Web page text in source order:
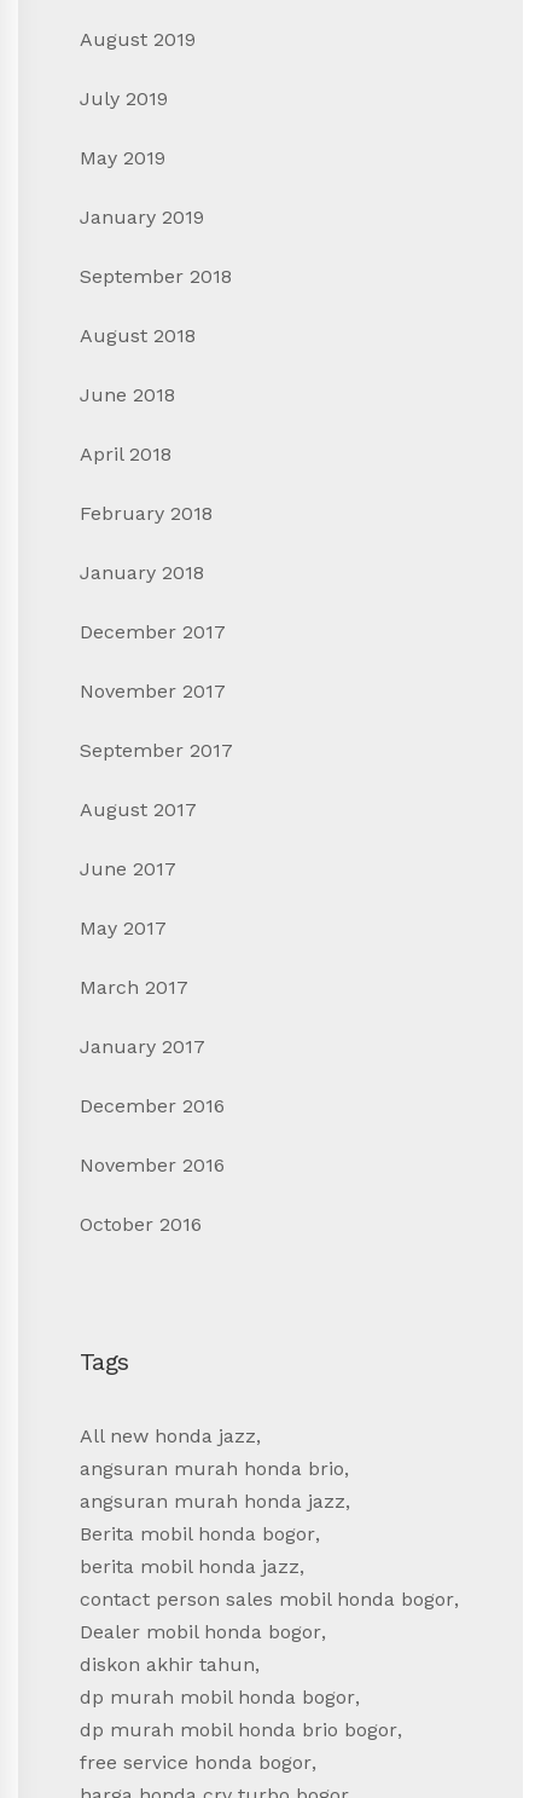
August 2019
July 2019
May 2019
January 2019
September 2018
August 2018
June 2018
April 2018
February 2018
January 2018
December 2017
November 2017
September 2017
August 2017
June 2017
May 2017
March 2017
January 2017
December 2016
November 2016
October 2016
Tags
All new honda jazz,
angsuran murah honda brio,
angsuran murah honda jazz,
Berita mobil honda bogor,
berita mobil honda jazz,
contact person sales mobil honda bogor,
Dealer mobil honda bogor,
diskon akhir tahun,
dp murah mobil honda bogor,
dp murah mobil honda brio bogor,
free service honda bogor,